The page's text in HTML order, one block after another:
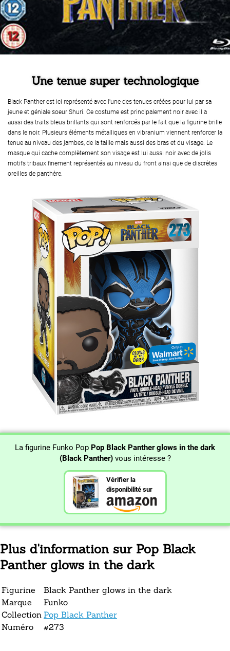
Une tenue super technologique
Black Panther est ici représenté avec l'une des tenues créées pour lui par sa
jeune et géniale soeur Shuri. Ce costume est principalement noir avec il a
aussi des traits bleus brillants qui sont renforcés par le fait que la figurine brille
dans le noir. Plusieurs éléments métalliques en vibranium viennent renforcer la
tenue au niveau des jambes, de la taille mais aussi des bras et du visage. Le
masque qui cache complètement son visage est lui aussi noir avec de jolis
motifs tribaux finement représentés au niveau du front ainsi que de discrètes
oreilles de panthère.
La figurine Funko Pop Pop Black Panther glows in the dark
(Black Panther)vous intéresse ?
Vérifier la
disponibilité sur
Plus d'information sur Pop Black
Panther glows in the dark
Figurine
Black Panther glows in the dark
Marque
Funko
Collection Pop Black Panther
Numéro
#273